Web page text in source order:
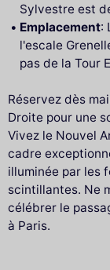
Sylvestre est
Emplacement:
l'escale
pas de la Tour
Réservez dès
Droite pour une
Vivez le Nouvel
cadre
illuminée par les
scintillantes. Ne
célébrer le
à Paris.